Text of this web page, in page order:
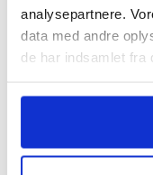
analysepartnere.
data med andre
de har indsamlet fra
Din krop
Har du haft
ved at aftage.
Du har måske
tænder. Det